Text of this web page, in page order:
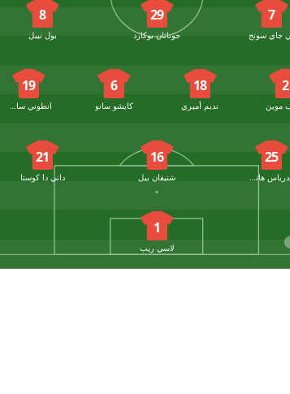
7
جاي سونج
29
جوناثان بوكارد
8
بول نيبل
2
موين
18
نديم أميري
6
كايشو سانو
19
انطوني ساسي
25
16
شتيفان بيل
21
داني دا كوستا
1
لاسي ريب